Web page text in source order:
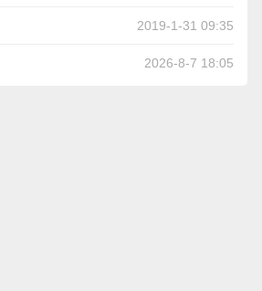
2019-1-31 09:35
2026-8-7 18:05